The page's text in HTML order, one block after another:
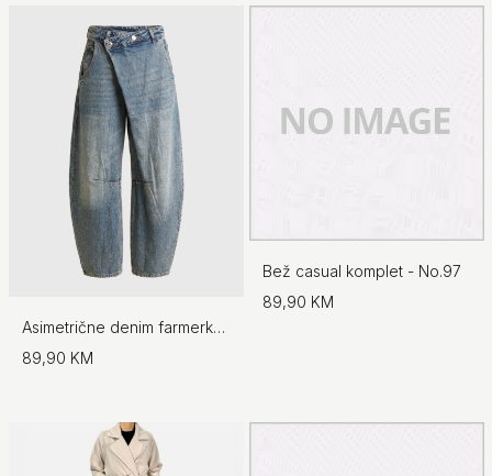
Asimetrične denim farmerke - No.97
89,90 KM
Bež casual komplet - No.97
89,90 KM